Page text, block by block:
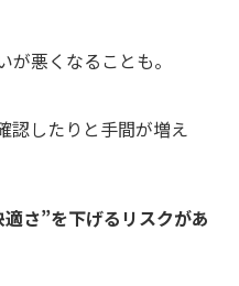
悪くなることも。
認したりと手間が増え
さ”を下げるリスクがあ